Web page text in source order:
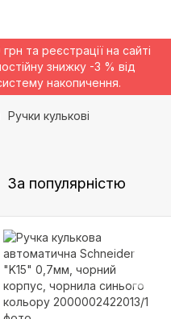
та реєстрації на сайті
знижку -3 % від
накопичення.
Ручки кулькові
За популярністю